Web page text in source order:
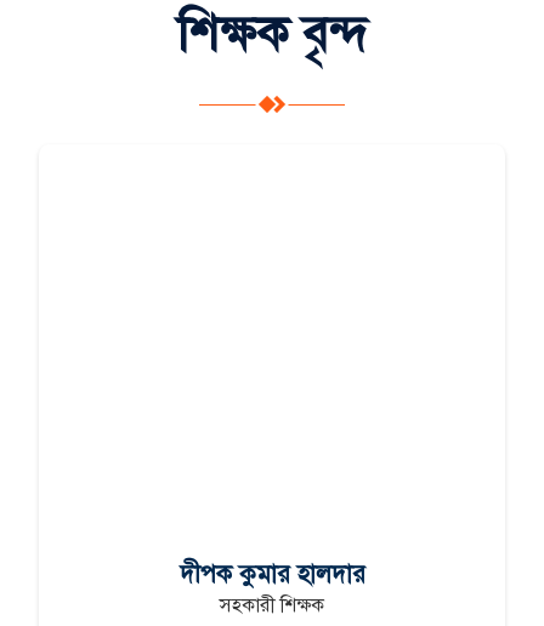
শিক্ষক বৃন্দ
দীপক কুমার হালদার
সহকারী শিক্ষক